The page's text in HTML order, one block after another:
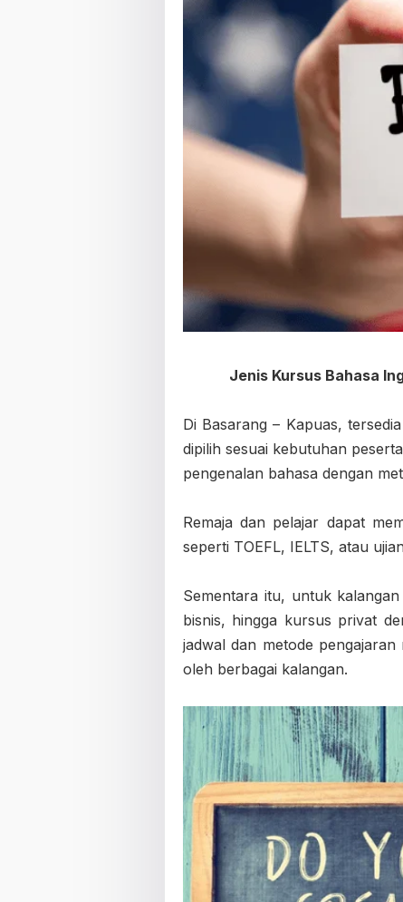
Jenis Kursus Bahasa
Di Basarang – Kapuas,
dipilih sesuai kebutuhan
pengenalan bahasa dengan
Remaja dan pelajar dapat
seperti TOEFL, IELTS, atau
Sementara itu, untuk
bisnis, hingga kursus privat
jadwal dan metode pengajaran
oleh berbagai kalangan.